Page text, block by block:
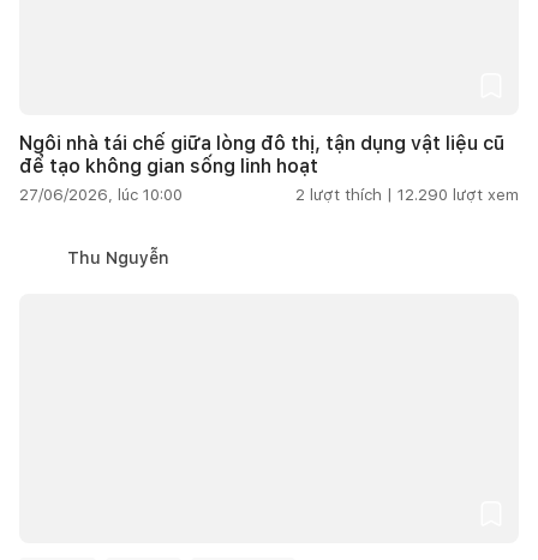
Ngôi nhà tái chế giữa lòng đô thị, tận dụng vật liệu cũ
để tạo không gian sống linh hoạt
27/06/2026, lúc 10:00 2 lượt thích | 12.290 lượt xem
Thu Nguyễn